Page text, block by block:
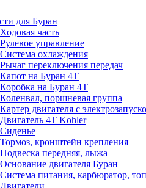
для Буран
Ходовая часть
Рулевое управление
Система охлаждения
Рычаг переключения передач
Капот на Буран 4Т
Коробка на Буран 4Т
Коленвал, поршневая группа
Картер двигателя с
Двигатель 4T Kohler
Сиденье
Тормоз, кронштейн крепления
Подвеска передняя, лыжа
Основание двигателя Буран
Система питания, карбюратор,
Двигатели